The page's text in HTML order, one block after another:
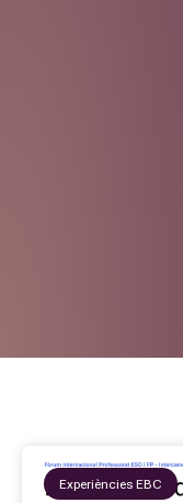
Experiències EBC